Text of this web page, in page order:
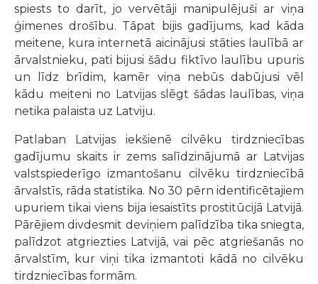
spiests to darīt, jo vervētāji manipulējuši ar viņa
ģimenes drošību. Tāpat bijis gadījums, kad kāda
meitene, kura internetā aicinājusi stāties laulībā ar
ārvalstnieku, pati bijusi šādu fiktīvo laulību upuris
un līdz brīdim, kamēr viņa nebūs dabūjusi vēl
kādu meiteni no Latvijas slēgt šādas laulības, viņa
netika palaista uz Latviju.
Patlaban Latvijas iekšienē cilvēku tirdzniecības
gadījumu skaits ir zems salīdzinājumā ar Latvijas
valstspiederīgo izmantošanu cilvēku tirdzniecībā
ārvalstīs, rāda statistika. No 30 pērn identificētajiem
upuriem tikai viens bija iesaistīts prostitūcijā Latvijā.
Pārējiem divdesmit deviņiem palīdzība tika sniegta,
palīdzot atgriezties Latvijā, vai pēc atgriešanās no
ārvalstīm, kur viņi tika izmantoti kādā no cilvēku
tirdzniecības formām.